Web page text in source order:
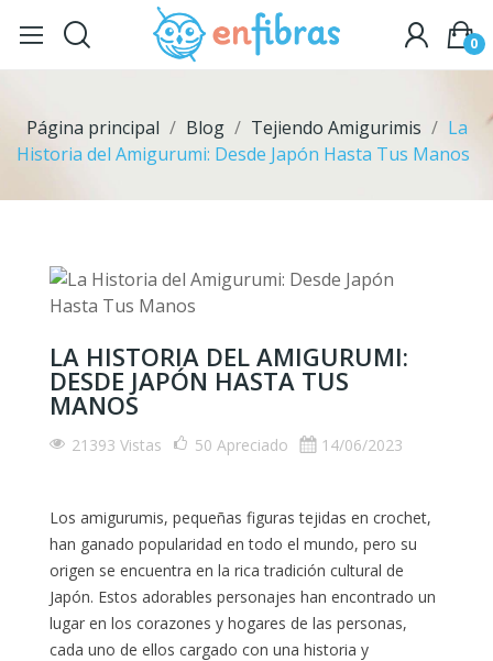
0
Página principal Blog Tejiendo Amigurimis
La
Historia del Amigurumi: Desde Japón Hasta Tus Manos
LA HISTORIA DEL AMIGURUMI:
DESDE JAPÓN HASTA TUS
MANOS
21393 Vistas 50 Apreciado 14/06/2023
Los amigurumis, pequeñas figuras tejidas en crochet,
han ganado popularidad en todo el mundo, pero su
origen se encuentra en la rica tradición cultural de
Japón. Estos adorables personajes han encontrado un
lugar en los corazones y hogares de las personas,
cada uno de ellos cargado con una historia y